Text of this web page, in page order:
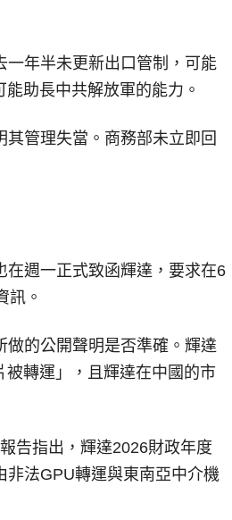
一年半未更新出口管制，可能
助長中共解放軍的能力。
管理失當。商務部未立即回
週一正式致函輝達，要求在6
訊。
的公開聲明是否準確。輝達
轉運」，且輝達在中國的市
告指出，輝達2026財政年度
非法GPU轉運與東南亞中介機